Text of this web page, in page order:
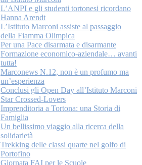
L’ANPI e gli studenti tortonesi ricordano
Hanna Arendt
L’Istituto Marconi assiste al passaggio
della Fiamma Olimpica
Per una Pace disarmata e disarmante
Formazione economico-aziendale… avanti
tutta!
Marconews N.12, non è un profumo ma
un’esperienza
Conclusi gli Open Day all’Istituto Marconi
Star Crossed-Lovers
Imprenditoria a Tortona: una Storia di
Famiglia
Un bellissimo viaggio alla ricerca della
solidarietà
Trekking delle classi quarte nel golfo di
Portofino
Giornata FAI per le Scuole